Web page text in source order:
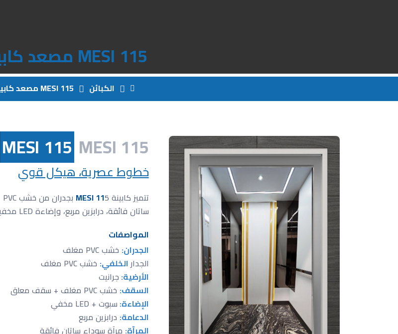
MESI 115 مصعد كابينة
الكبائن MESI 115 مصعد كابينة
MESI 115 MESI 115 مصعد كابينة
خطوط عصرية، هيكل قوي
تتميز كابينة MESI 11
ساتان فائقة، درابزين مربع، وإضاءة LED مخفية، مما يوفر الأناقة والأداء طويل الأمد في المساحات التجارية.
المواصفات
الجدران: خشب PVC مغلف
الجدارالخلفي: خشب PVC مغلف
الأرضية: جرانيت
السقف: خشب PVC مغلف + سقف معلق
الإضاءة: سبوت + LED مخفي
الدعامة: درابزين مربع
المرآة: مرآة سوداء ساتان فائقة